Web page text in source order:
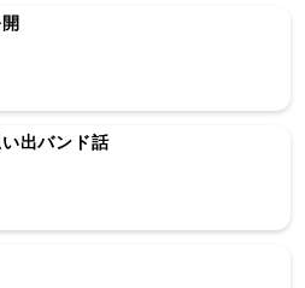
出バンド話